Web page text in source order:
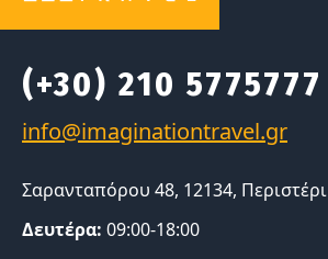
(+30) 210 5775777
Σαρανταπόρου 48, 12134, Περιστέρι
Δευτέρα: 09:00-18:00